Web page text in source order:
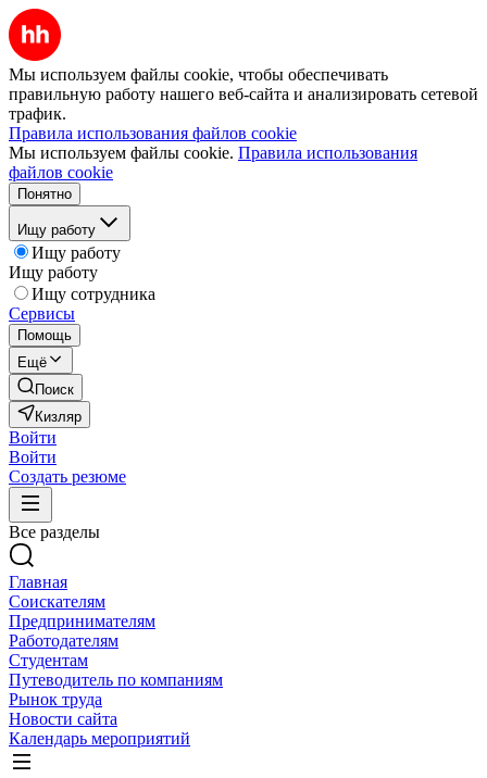
Мы используем файлы cookie, чтобы обеспечивать
правильную работу нашего веб-сайта и анализировать сетевой
трафик.
Правила использования файлов cookie
Мы используем файлы cookie. Правила использования
файлов cookie
Понятно
Ищу работу
Ищу работу
Ищу работу
Ищу сотрудника
Сервисы
Помощь
Ещё
Поиск
Кизляр
Войти
Войти
Создать резюме
Все разделы
Главная
Соискателям
Предпринимателям
Работодателям
Студентам
Путеводитель по компаниям
Рынок труда
Новости сайта
Календарь мероприятий